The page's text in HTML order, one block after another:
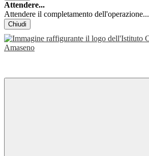
Attendere...
Attendere il completamento dell'operazione...
Chiudi